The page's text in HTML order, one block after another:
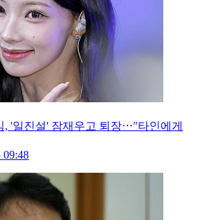
, '일진설' 잠재우고 퇴장⋯"타인에게
09:48